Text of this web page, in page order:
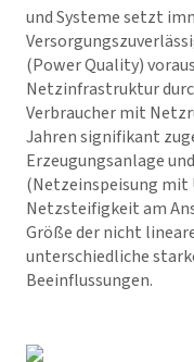
und Systeme setzt
(Power Quality)
Netzinfrastruktur
Verbraucher mit
Jahren signifikant
Erzeugungsanlage
(Netzeinspeisung mit
Netzsteifigkeit am
Größe der nicht
unterschiedliche
Beeinflussungen.